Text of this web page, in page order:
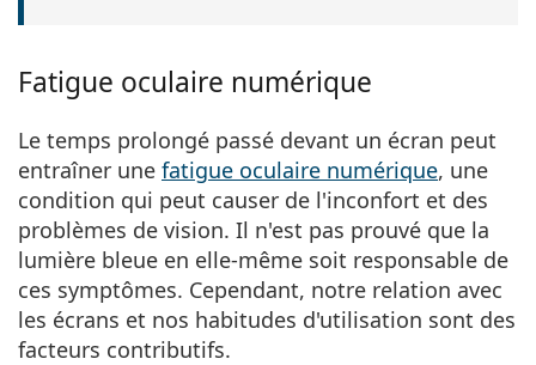
Fatigue oculaire numérique
Le temps prolongé passé devant un écran peut
entraîner une fatigue oculaire numérique, une
condition qui peut causer de l'inconfort et des
problèmes de vision. Il n'est pas prouvé que la
lumière bleue en elle-même soit responsable de
ces symptômes. Cependant, notre relation avec
les écrans et nos habitudes d'utilisation sont des
facteurs contributifs.